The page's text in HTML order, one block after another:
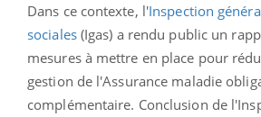
Dans ce contexte, l'Inspection
sociales(Igas) a rendu public un
mesures à mettre en place pour
gestion de l'Assurance maladie
complémentaire. Conclusion de